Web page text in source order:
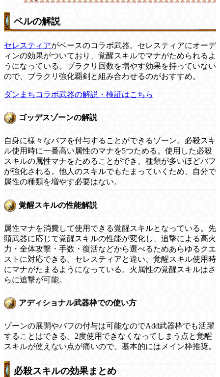
ベルの解説
セレスティアがベースのコラボ武器。セレスティアにオーデ
ィンの効果がついており、覚醒スキルでマナがためられるよ
うになっている。ブラクリ回数を増やす効果を持っていない
ので、ブラクリ強化覇剣と組み合わせるのがおすすめ。
ダンまちコラボ武器の解説・検証はこちら
ゴッデスゾーンの解説
自身に様々なバフを付与することができるゾーン。必殺スキ
ル使用時に一番高い属性のマナを5つためる。使用した必殺
スキルの属性マナをためることができ、種類が多いほどバフ
が強化される。他人のスキルでもたまっていくため、自分で
属性の種類を増やす必要はない。
覚醒スキルの性能解説
属性マナを消費して使用できる覚醒スキルとなっている。先
頭武器に応じて覚醒スキルの性能が変化し、追撃による高火
力・全体攻撃・手数・復活などから選べるためあらゆるクエ
ストに対応できる。セレスティアと違い、覚醒スキル使用時
にマナがたまるようになっている。火属性の覚醒スキルはさ
らに追撃が可能。
アディショナル武器枠での使い方
ゾーンの展開やバフの付与は可能なのでAdd武器枠でも活躍
することはできる。2度使用できなくなってしまう点と覚醒
スキルが使えない点が痛いので、基本的にはメイン枠推奨。
必殺スキルの効果まとめ